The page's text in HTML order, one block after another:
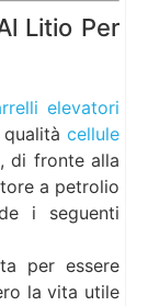
Litio Per
elevatori
cellule
di fronte alla
a petrolio
i seguenti
per essere
la vita utile